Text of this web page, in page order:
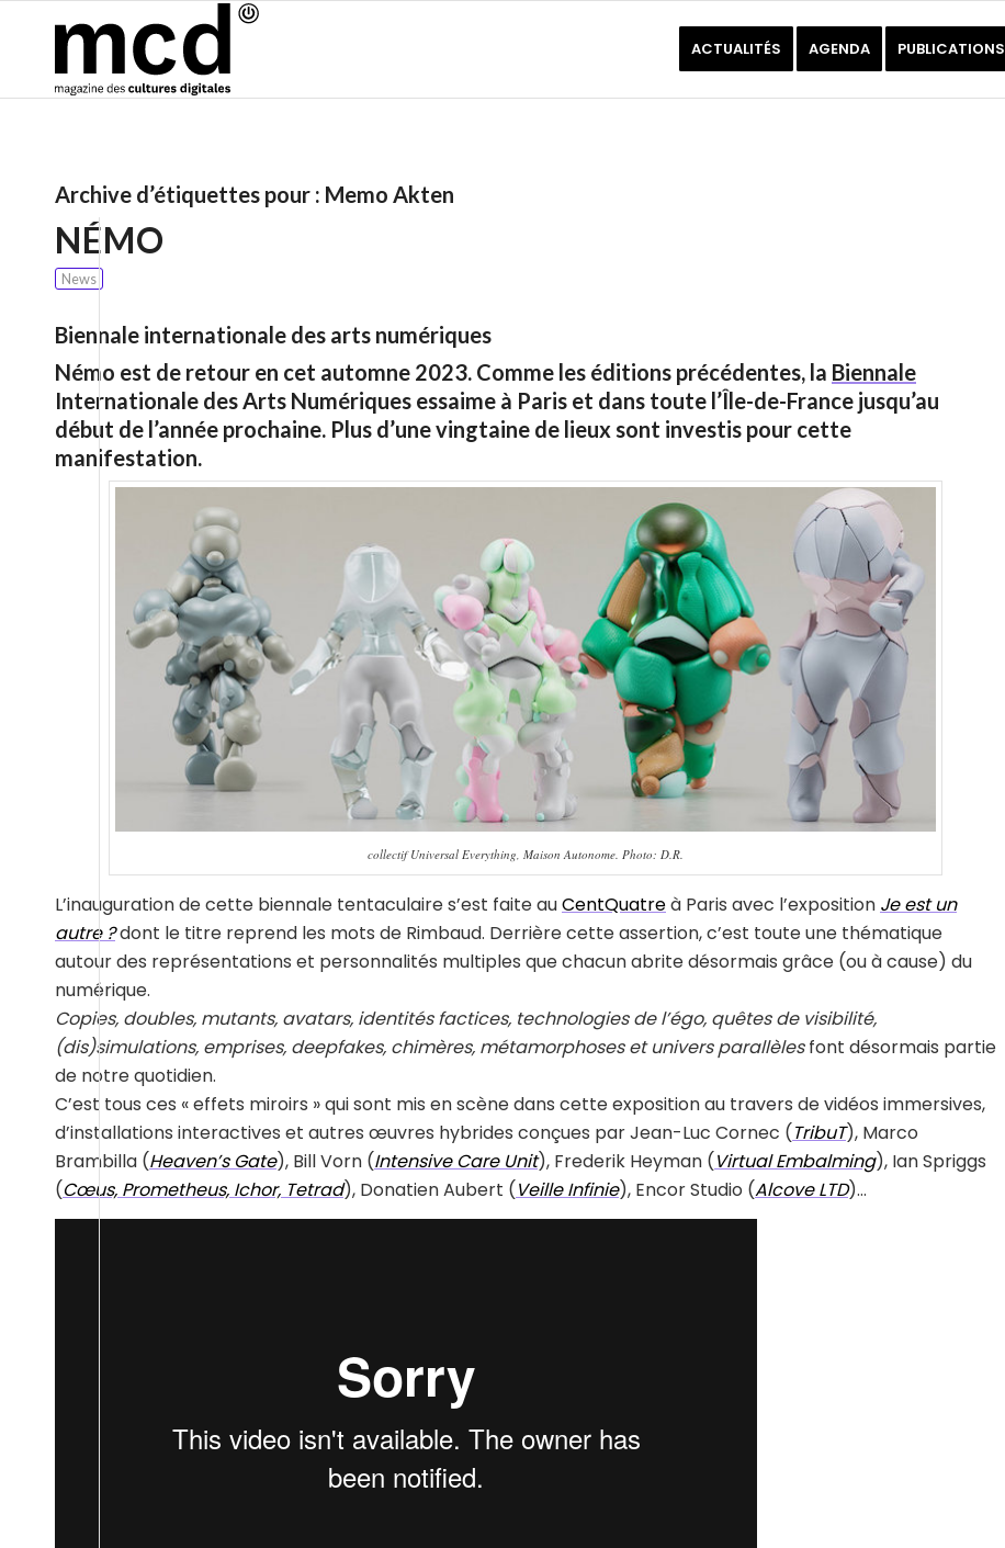
ACTUALITÉS AGENDA PUBLICATIONS
Archive d’étiquettes pour : Memo Akten
NÉMO
News
Biennale internationale des arts numériques
Némo est de retour en cet automne 2023. Comme les éditions précédentes, la Biennale
Internationale des Arts Numériques essaime à Paris et dans toute l’Île-de-France jusqu’au
début de l’année prochaine. Plus d’une vingtaine de lieux sont investis pour cette
manifestation.
collectif Universal Everything, Maison Autonome. Photo: D.R.
L’inauguration de cette biennale tentaculaire s’est faite auCentQuatreà Paris avec l’exposition Je est un
autre ?dont le titre reprend les mots de Rimbaud. Derrière cette assertion, c’est toute une thématique
autour des représentations et personnalités multiples que chacun abrite désormais grâce (ou à cause) du
numérique.
Copies, doubles, mutants, avatars, identités factices, technologies de l’égo, quêtes de visibilité,
(dis)simulations, emprises, deepfakes, chimères, métamorphoses et univers parallèlesfont désormais partie
de notre quotidien.
C’est tous ces « effets miroirs » qui sont mis en scène dans cette exposition au travers de vidéos immersives,
d’installations interactives et autres œuvres hybrides conçues par Jean-Luc Cornec (TribuT), Marco
Brambilla (Heaven’s Gate), Bill Vorn (Intensive Care Unit), Frederik Heyman (Virtual Embalming), Ian Spriggs
(Cœus, Prometheus, Ichor, Tetrad), Donatien Aubert (Veille Infinie), Encor Studio (Alcove LTD)…